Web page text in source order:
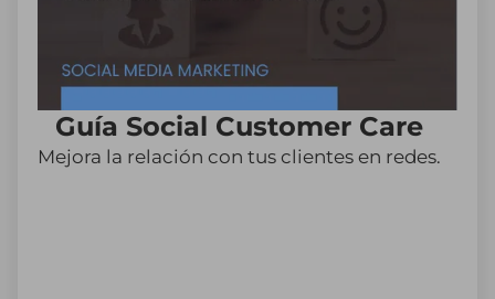
Guía Social Customer Care
Mejora la relación con tus clientes en redes.